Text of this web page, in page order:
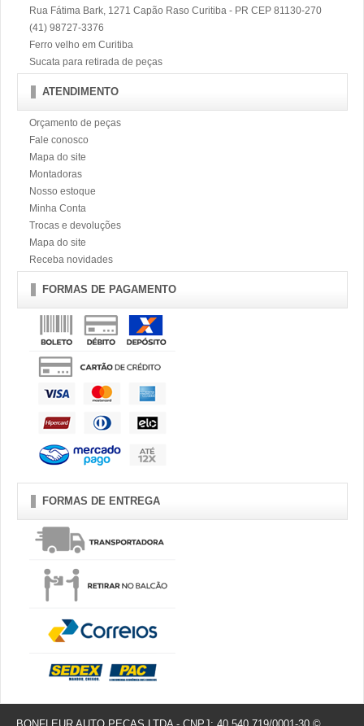
Rua Fátima Bark, 1271 Capão Raso Curitiba - PR CEP 81130-270
(41) 98727-3376
Ferro velho em Curitiba
Sucata para retirada de peças
ATENDIMENTO
Orçamento de peças
Fale conosco
Mapa do site
Montadoras
Nosso estoque
Minha Conta
Trocas e devoluções
Mapa do site
Receba novidades
FORMAS DE PAGAMENTO
FORMAS DE ENTREGA